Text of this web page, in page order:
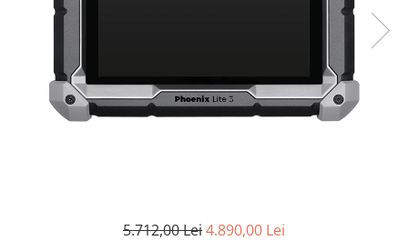
5.712,00 Lei4.890,00 Lei